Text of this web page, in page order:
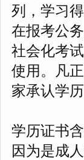
列，学习
在报考公
社会化考
使用。凡
家承认学
学历证书
因为是成